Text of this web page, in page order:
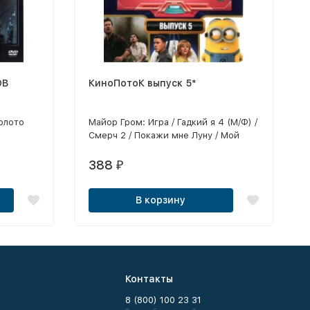
Рио
/
/
КиноПотоК выпуск 5*
Майор Гром: Игра / Гадкий я 4 (М/Ф) /
Смерч 2 / Покажи мне Луну / Мой
Тур с Иванушками / Тихое место:
лицензионном качестве!!!
388 ₽
В корзину
Контакты
8 (800) 100 23 31